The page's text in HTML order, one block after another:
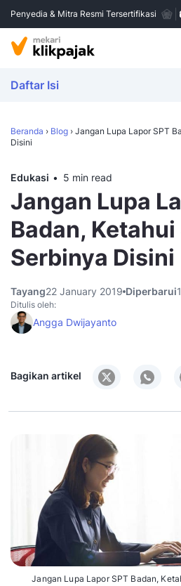
Penyedia & Mitra Resmi Tersertifikasi
Daftar Isi
Beranda › Blog › Jangan Lupa Lapor SPT
Disini
Edukasi 5 min read
Jangan Lupa
Badan,
Serbinya Disini
Tayang22 January 2019 Diperbarui
Ditulis oleh:
Angga Dwijayanto
Bagikan artikel
Jangan Lupa Lapor SPT Badan,